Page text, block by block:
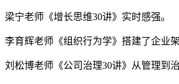
梁宁老师《增长思维30讲》实时感强。
李育辉老师《组织行为学》搭建了企业架
刘松博老师《公司治理30讲》从管理到